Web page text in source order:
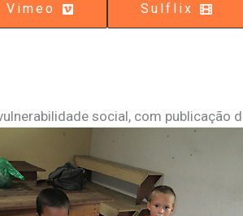
Vimeo Sulflix
social, com publicação